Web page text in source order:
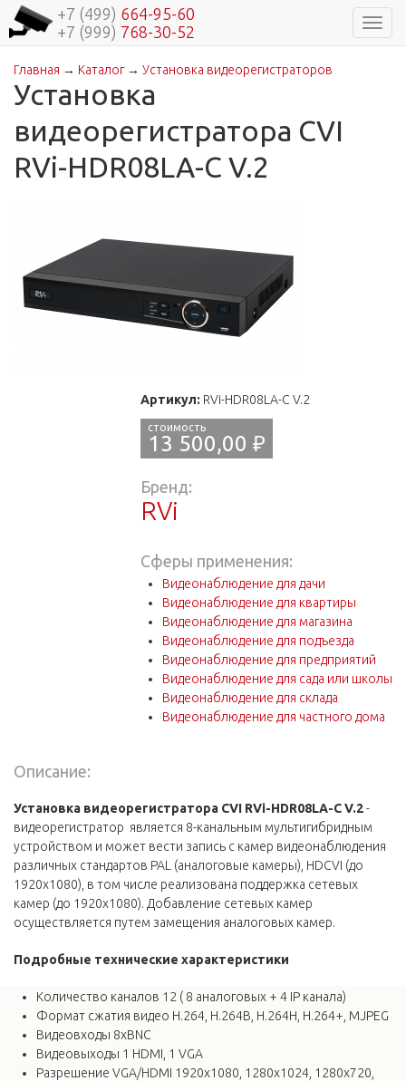
+7 (499) 664-95-60
+7 (999) 768-30-52
Вы здесь
Главная → Каталог→ Установка видеорегистраторов
Установка
видеорегистратора СVI
RVi-HDR08LA-C V.2
Артикул: RVi-HDR08LA-C V.2
13 500,00 ₽
Бренд:
RVi
Сферы применения:
Видеонаблюдение для дачи
Видеонаблюдение для квартиры
Видеонаблюдение для магазина
Видеонаблюдение для подъезда
Видеонаблюдение для предприятий
Видеонаблюдение для сада или школы
Видеонаблюдение для склада
Видеонаблюдение для частного дома
Описание:
Установка видеорегистратора СVI RVi-HDR08LA-C V.2-
видеорегистратор является 8-канальным мультигибридным
устройством и может вести запись с камер видеонаблюдения
различных стандартов PAL (аналоговые камеры), HDCVI (до
1920х1080), в том числе реализована поддержка сетевых
камер (до 1920х1080). Добавление сетевых камер
осуществляется путем замещения аналоговых камер.
Подробные технические характеристики
Количество каналов 12 ( 8 аналоговых + 4 IP канала)
Формат сжатия видео H.264, Н.264B, Н.264H, Н.264+, MJPEG
Видеовходы 8хBNC
Видеовыходы 1 HDMI, 1 VGA
Разрешение VGA/HDMI 1920x1080, 1280x1024, 1280x720,